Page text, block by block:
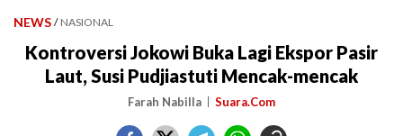
NEWS / NASIONAL
Kontroversi Jokowi Buka Lagi Ekspor Pasir
Laut, Susi Pudjiastuti Mencak-mencak
Farah Nabilla Suara.Com